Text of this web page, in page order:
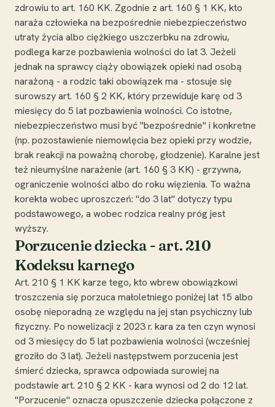
zdrowiu to art. 160 KK. Zgodnie z art. 160 § 1 KK, kto
naraża człowieka na bezpośrednie niebezpieczeństwo
utraty życia albo ciężkiego uszczerbku na zdrowiu,
podlega karze pozbawienia wolności do lat 3. Jeżeli
jednak na sprawcy ciąży obowiązek opieki nad osobą
narażoną - a rodzic taki obowiązek ma - stosuje się
surowszy art. 160 § 2 KK, który przewiduje karę od 3
miesięcy do 5 lat pozbawienia wolności. Co istotne,
niebezpieczeństwo musi być "bezpośrednie" i konkretne
(np. pozostawienie niemowlęcia bez opieki przy wodzie,
brak reakcji na poważną chorobę, głodzenie). Karalne jest
też nieumyślne narażenie (art. 160 § 3 KK) - grzywna,
ograniczenie wolności albo do roku więzienia. To ważna
korekta wobec uproszczeń: "do 3 lat" dotyczy typu
podstawowego, a wobec rodzica realny próg jest
wyższy.
Porzucenie dziecka - art. 210
Kodeksu karnego
Art. 210 § 1 KK karze tego, kto wbrew obowiązkowi
troszczenia się porzuca małoletniego poniżej lat 15 albo
osobę nieporadną ze względu na jej stan psychiczny lub
fizyczny. Po nowelizacji z 2023 r. kara za ten czyn wynosi
od 3 miesięcy do 5 lat pozbawienia wolności (wcześniej
groziło do 3 lat). Jeżeli następstwem porzucenia jest
śmierć dziecka, sprawca odpowiada surowiej na
podstawie art. 210 § 2 KK - kara wynosi od 2 do 12 lat.
"Porzucenie" oznacza opuszczenie dziecka połączone z